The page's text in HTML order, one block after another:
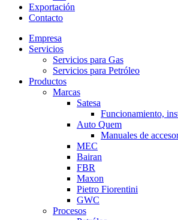
Exportación
Contacto
Empresa
Servicios
Servicios para Gas
Servicios para Petróleo
Productos
Marcas
Satesa
Funcionamiento,
Auto Quem
Manuales de
MEC
Bairan
FBR
Maxon
Pietro Fiorentini
GWC
Procesos